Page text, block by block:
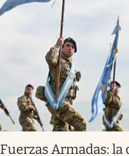
Fuerzas Armadas: la